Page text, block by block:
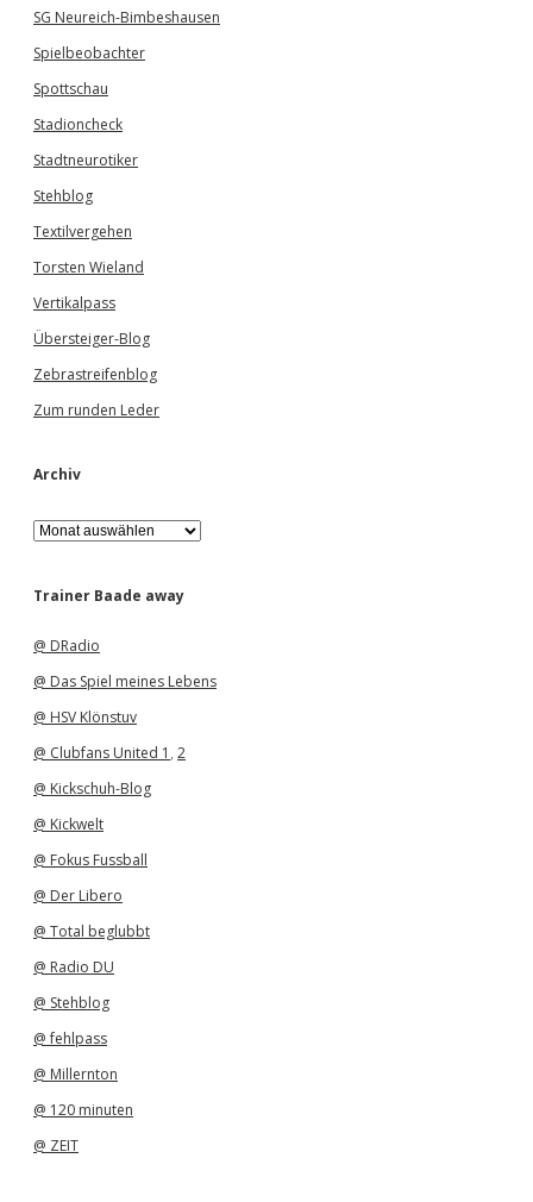
SG Neureich-Bimbeshausen
Spielbeobachter
Spottschau
Stadioncheck
Stadtneurotiker
Stehblog
Textilvergehen
Torsten Wieland
Vertikalpass
Übersteiger-Blog
Zebrastreifenblog
Zum runden Leder
Archiv
A
r
h
Trainer Baade away
@ DRadio
@ Das Spiel meines Lebens
@ HSV Klönstuv
@ Clubfans United 1 , 2
@ Kickschuh-Blog
@ Kickwelt
@ Fokus Fussball
@ Der Libero
@ Total beglubbt
@ Radio DU
@ Stehblog
@ fehlpass
@ Millernton
@ 120 minuten
@ ZEIT